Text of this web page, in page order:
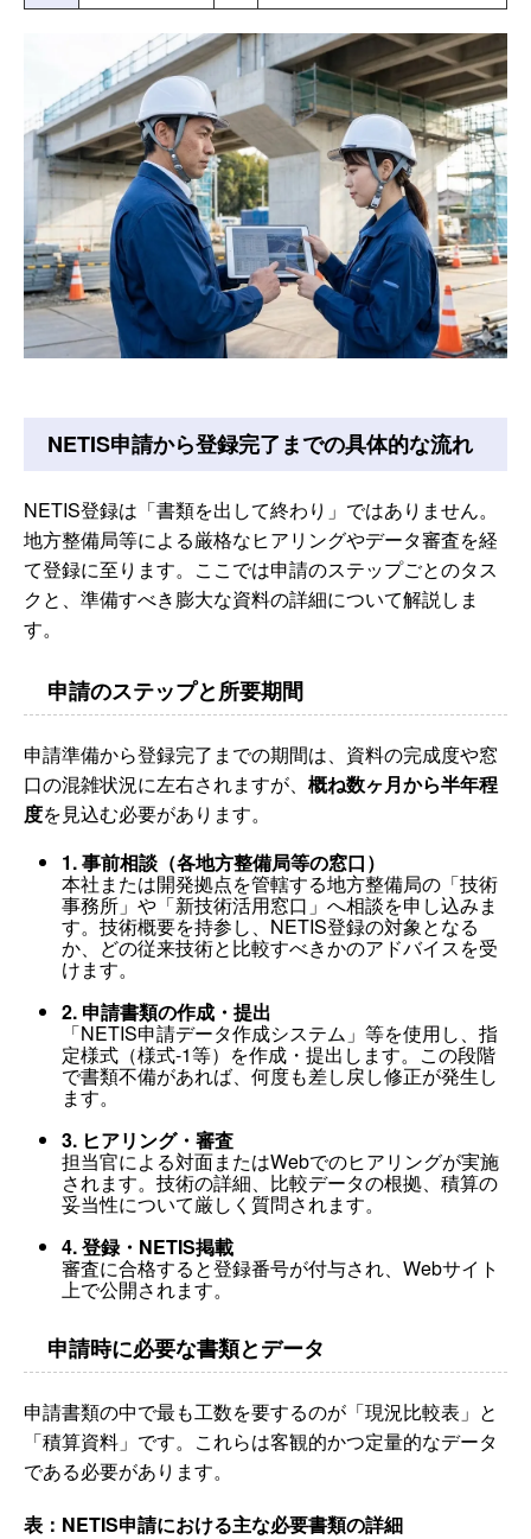
NETIS申請から登録完了までの具体的な流れ
NETIS登録は「書類を出して終わり」ではありません。
地方整備局等による厳格なヒアリングやデータ審査を経
て登録に至ります。ここでは申請のステップごとのタス
クと、準備すべき膨大な資料の詳細について解説しま
す。
申請のステップと所要期間
申請準備から登録完了までの期間は、資料の完成度や窓
口の混雑状況に左右されますが、 概ね数ヶ月から半年程
度を見込む必要があります。
1. 事前相談（各地方整備局等の窓口）
本社または開発拠点を管轄する地方整備局の「技術
事務所」や「新技術活用窓口」へ相談を申し込みま
す。技術概要を持参し、NETIS登録の対象となる
か、どの従来技術と比較すべきかのアドバイスを受
けます。
2. 申請書類の作成・提出
「NETIS申請データ作成システム」等を使用し、指
定様式（様式-1等）を作成・提出します。この段階
で書類不備があれば、何度も差し戻し修正が発生し
ます。
3. ヒアリング・審査
担当官による対面またはWebでのヒアリングが実施
されます。技術の詳細、比較データの根拠、積算の
妥当性について厳しく質問されます。
4. 登録・NETIS掲載
審査に合格すると登録番号が付与され、Webサイト
上で公開されます。
申請時に必要な書類とデータ
申請書類の中で最も工数を要するのが「現況比較表」と
「積算資料」です。これらは客観的かつ定量的なデータ
である必要があります。
表：NETIS申請における主な必要書類の詳細